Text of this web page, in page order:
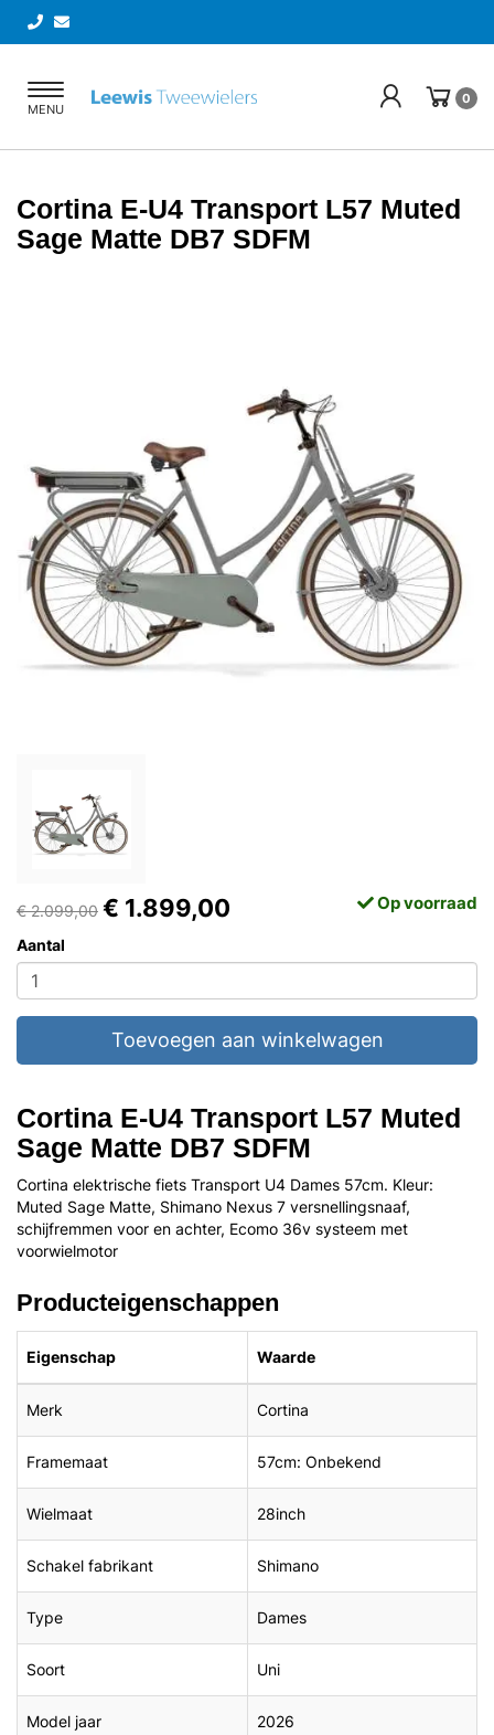
Toggle
navigation
MENU
0
Cortina E-U4 Transport L57 Muted
Sage Matte DB7 SDFM
€ 2.099,00 € 1.899,00 Op voorraad
Aantal
Toevoegen aan winkelwagen
Cortina E-U4 Transport L57 Muted
Sage Matte DB7 SDFM
Cortina elektrische fiets Transport U4 Dames 57cm. Kleur:
Muted Sage Matte, Shimano Nexus 7 versnellingsnaaf,
schijfremmen voor en achter, Ecomo 36v systeem met
voorwielmotor
Producteigenschappen
Eigenschap Waarde
Merk Cortina
Framemaat 57cm: Onbekend
Wielmaat 28inch
Schakel fabrikant Shimano
Type Dames
Soort Uni
Model jaar 2026